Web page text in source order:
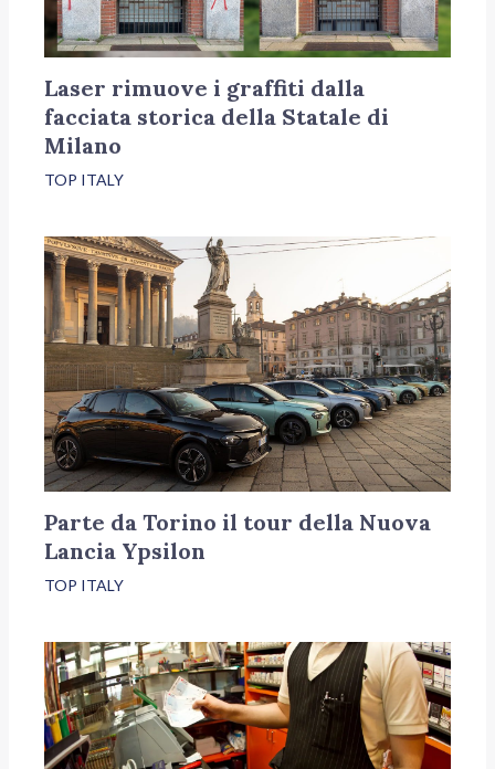
Laser rimuove i graffiti dalla
facciata storica della Statale di
Milano
TOP ITALY
Parte da Torino il tour della Nuova
Lancia Ypsilon
TOP ITALY